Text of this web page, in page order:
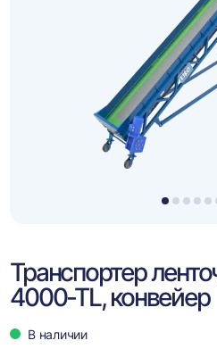
1 2 3 4 5
Транспортер
4000-TL, конвейер
В наличии